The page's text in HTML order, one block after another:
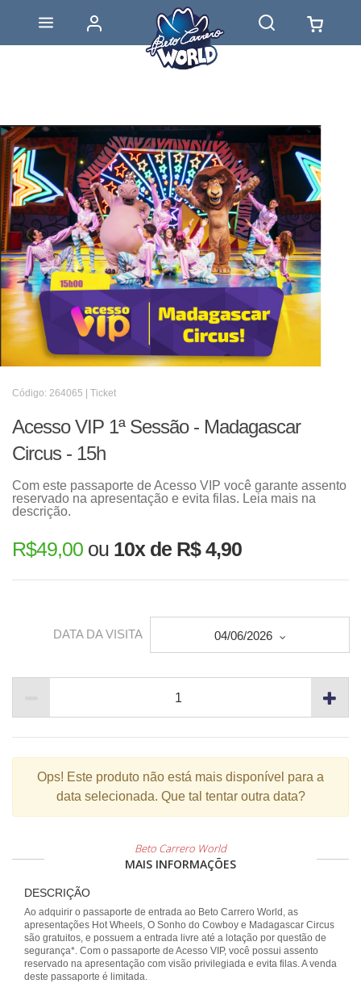
Código: 264065 | Ticket
Acesso VIP 1ª Sessão - Madagascar
Circus - 15h
Com este passaporte de Acesso VIP você garante assento
reservado na apresentação e evita filas. Leia mais na
descrição.
R$49,00 ou 10x de R$ 4,90
DATA DA VISITA 04/06/2026
Ops! Este produto não está mais disponível para a
data selecionada. Que tal tentar outra data?
Beto Carrero World
MAIS INFORMAÇÕES
DESCRIÇÃO
Ao adquirir o passaporte de entrada ao Beto Carrero World, as
apresentações Hot Wheels, O Sonho do Cowboy e Madagascar Circus
são gratuitos, e possuem a entrada livre até a lotação por questão de
segurança*. Com o passaporte de Acesso VIP, você possui assento
reservado na apresentação com visão privilegiada e evita filas. A venda
deste passaporte é limitada.